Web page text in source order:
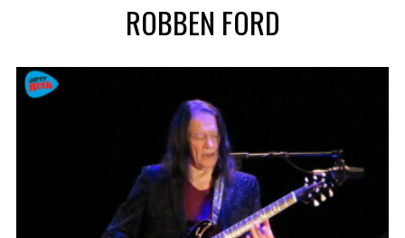
ROBBEN FORD